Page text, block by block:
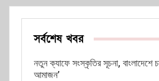
সর্বশেষ খবর
নতুন ক্যাফে সংস্কৃতির সূচনা, বাংলাদেশে
আমাজন’